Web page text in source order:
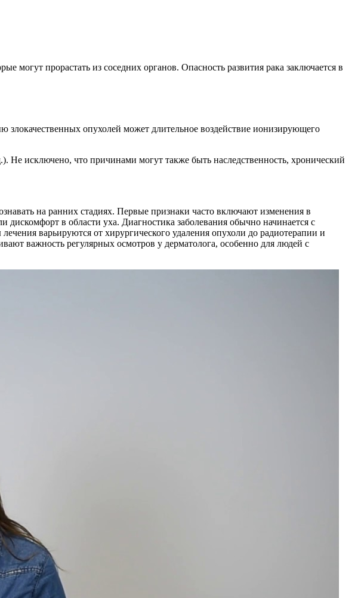
могут прорастать из соседних органов. Опасность развития рака заключается в
опухолей может длительное воздействие ионизирующего
Не исключено, что причинами могут также быть наследственность, хронический
на ранних стадиях. Первые признаки часто включают изменения в
в области уха. Диагностика заболевания обычно начинается с
варьируются от хирургического удаления опухоли до радиотерапии и
важность регулярных осмотров у дерматолога, особенно для людей с